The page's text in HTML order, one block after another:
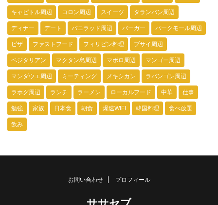
キャピトル周辺 コロン周辺 スイーツ タランバン周辺
ディナー デート バニラッド周辺 バーガー パークモール周辺
ピザ ファストフード フィリピン料理 ブサイ周辺
ベジタリアン マクタン島周辺 マボロ周辺 マンゴー周辺
マンダウエ周辺 ミーティング メキシカン ラバンゴン周辺
ラホグ周辺 ランチ ラーメン ローカルフード 中華 仕事
勉強 家族 日本食 朝食 爆速WIFI 韓国料理 食べ放題
飲み
お問い合わせ プロフィール